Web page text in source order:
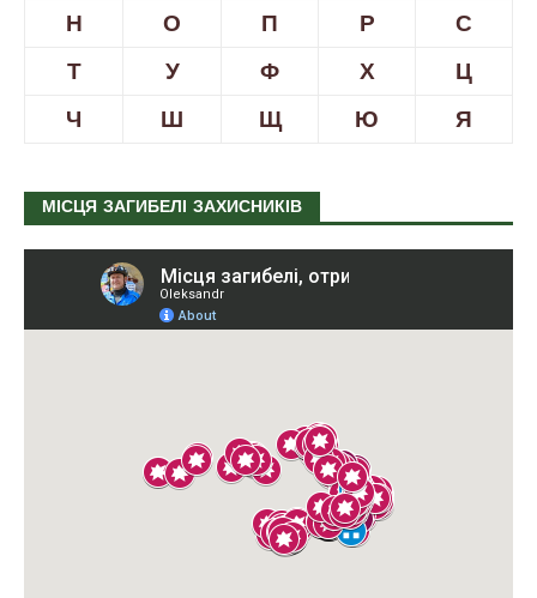
Н
О П Р
С
Т
У Ф Х
Ц
Ч
Ш Щ Ю Я
МІСЦЯ ЗАГИБЕЛІ ЗАХИСНИКІВ